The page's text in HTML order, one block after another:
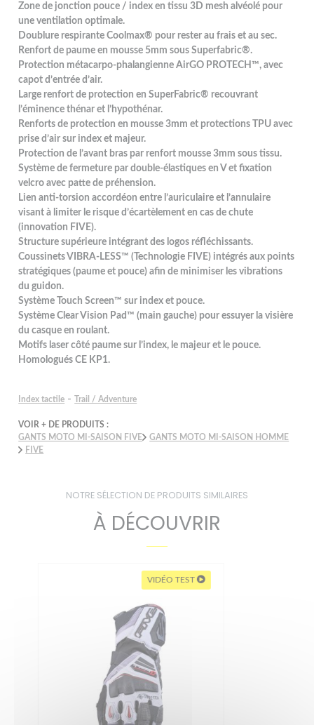
Zone de jonction pouce / index en tissu 3D mesh alvéolé pour
une ventilation optimale.
Doublure respirante Coolmax® pour rester au frais et au sec.
Renfort de paume en mousse 5mm sous Superfabric®.
Protection métacarpo-phalangienne AirGO PROTECH™, avec
capot d’entrée d’air.
Large renfort de protection en SuperFabric® recouvrant
l’éminence thénar et l’hypothénar.
Renforts de protection en mousse 3mm et protections TPU avec
prise d’air sur index et majeur.
Protection de l’avant bras par renfort mousse 3mm sous tissu.
Système de fermeture par double-élastiques en V et fixation
velcro avec patte de préhension.
Lien anti-torsion accordéon entre l’auriculaire et l’annulaire
visant à limiter le risque d’écartèlement en cas de chute
(innovation FIVE).
Structure supérieure intégrant des logos réfléchissants.
Coussinets VIBRA-LESS™ (Technologie FIVE) intégrés aux points
stratégiques (paume et pouce) afin de minimiser les vibrations
du guidon.
Système Touch Screen™ sur index et pouce.
Système Clear Vision Pad™ (main gauche) pour essuyer la visière
du casque en roulant.
Motifs laser côté paume sur l’index, le majeur et le pouce.
Homologués CE KP1.
Index tactile - Trail / Adventure
VOIR + DE PRODUITS :
GANTS MOTO MI-SAISON FIVE
GANTS MOTO MI-SAISON HOMME
FIVE
NOTRE SÉLECTION DE PRODUITS SIMILAIRES
À DÉCOUVRIR